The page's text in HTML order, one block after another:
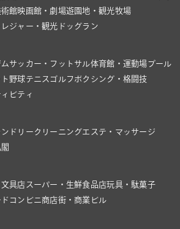
館映画館・劇場遊園地・観光牧場
レジャー・観光 ドッグラン
サッカー・フットサル体育館・運動場プール
野球テニス ゴルフ ボクシング・格闘技
ビティ
ドリー クリーニングエステ・マッサージ
具店 スーパー・生鮮食品店玩具・駄菓子
コンビニ商店街・商業ビル